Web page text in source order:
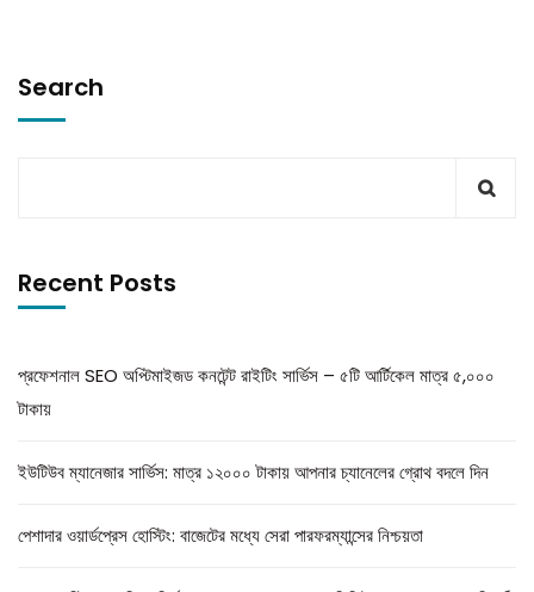
Search
Recent Posts
প্রফেশনাল SEO অপ্টিমাইজড কনটেন্ট রাইটিং সার্ভিস – ৫টি আর্টিকেল মাত্র ৫,০০০
টাকায়
ইউটিউব ম্যানেজার সার্ভিস: মাত্র ১২০০০ টাকায় আপনার চ্যানেলের গ্রোথ বদলে দিন
পেশাদার ওয়ার্ডপ্রেস হোস্টিং: বাজেটের মধ্যে সেরা পারফরম্যান্সের নিশ্চয়তা